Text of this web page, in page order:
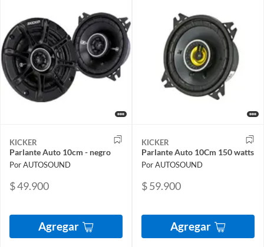
KICKER
Parlante Auto 10cm - negro
Por AUTOSOUND
$ 49.900
Agregar
KICKER
Parlante Auto 10Cm 150 watts
Por AUTOSOUND
$ 59.900
Agregar